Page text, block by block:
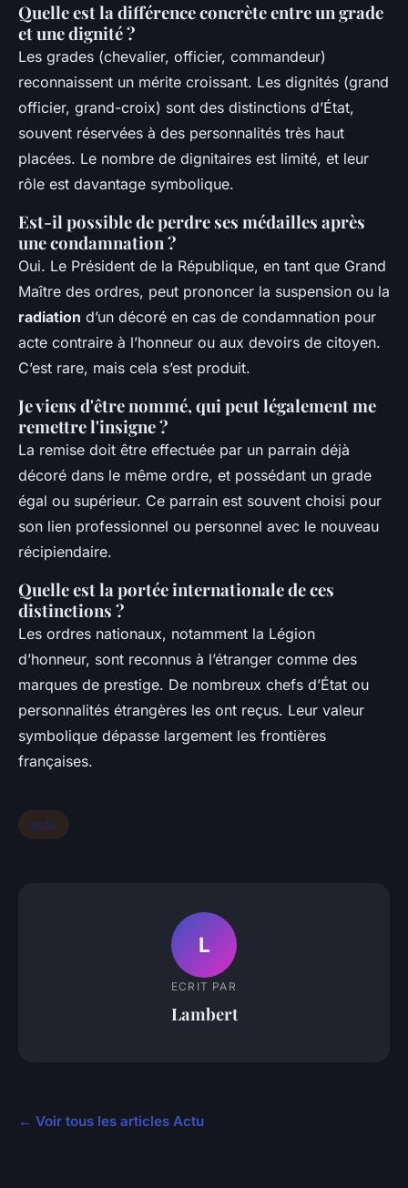
Quelle est la différence concrète entre un grade
et une dignité ?
Les grades (chevalier, officier, commandeur)
reconnaissent un mérite croissant. Les dignités (grand
officier, grand-croix) sont des distinctions d’État,
souvent réservées à des personnalités très haut
placées. Le nombre de dignitaires est limité, et leur
rôle est davantage symbolique.
Est-il possible de perdre ses médailles après
une condamnation ?
Oui. Le Président de la République, en tant que Grand
Maître des ordres, peut prononcer la suspension ou la
radiation d’un décoré en cas de condamnation pour
acte contraire à l’honneur ou aux devoirs de citoyen.
C’est rare, mais cela s’est produit.
Je viens d'être nommé, qui peut légalement me
remettre l'insigne ?
La remise doit être effectuée par un parrain déjà
décoré dans le même ordre, et possédant un grade
égal ou supérieur. Ce parrain est souvent choisi pour
son lien professionnel ou personnel avec le nouveau
récipiendaire.
Quelle est la portée internationale de ces
distinctions ?
Les ordres nationaux, notamment la Légion
d’honneur, sont reconnus à l’étranger comme des
marques de prestige. De nombreux chefs d’État ou
personnalités étrangères les ont reçus. Leur valeur
symbolique dépasse largement les frontières
françaises.
actu
L
ECRIT PAR
Lambert
← Voir tous les articles Actu